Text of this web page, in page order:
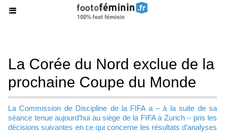
La Corée du Nord exclue de la
prochaine Coupe du Monde
La Commission de Discipline de la FIFA a – à la suite de sa
séance tenue aujourd’hui au siège de la FIFA à Zurich – pris les
décisions suivantes en ce qui concerne les résultats d’analyses